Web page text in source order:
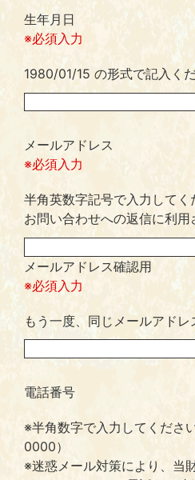
生年月日
※必須入力
1980/01/15 の形式で記入くだ
メールアドレス
※必須入力
半角英数字記号で入力してく
お問い合わせへの返信に利用
メールアドレス確認用
※必須入力
もう一度、同じメールアドレ
電話番号
※半角数字で入力してくだ
0000）
※迷惑メール対策により、当